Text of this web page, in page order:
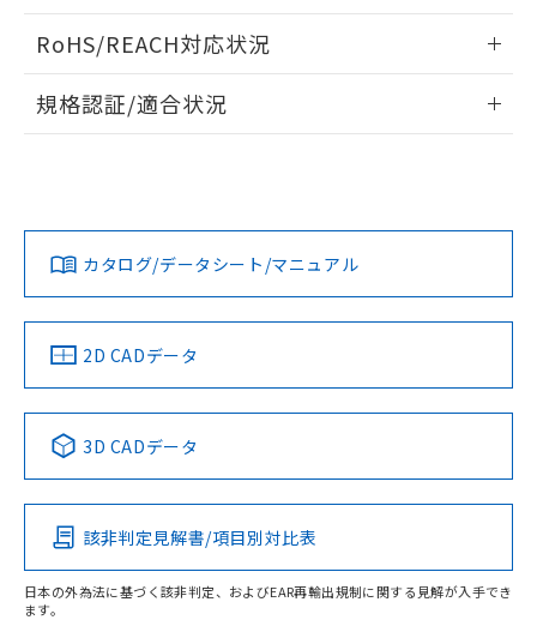
ドすることができます。
ログイン/会員登録
ダウンロードデータをご利用いただく前に、以下を必ずお読
みください。
ソフトウェアの使用条件
RoHS/REACH対応状況
EU RoHS 注意事項・凡例
対応済み
中国 RoHS 注意事項・凡例
Pb Hg Cd Cr(VI)
O
規格認証/適合状況
カタログ/データシート/マニュアル
2D CADデータ
3D CADデータ
該非判定見解書/項目別対比表
日本の外為法に基づく該非判定、およびEAR再輸出規制に関する見解が入手でき
ます。
ものではありません。
また、RoHS指令のフタル酸エステル類４
物質の対応では、対応完了までの期間は出
荷製品に未対応品が混在することから備考
欄に対応日を記載しておりました。